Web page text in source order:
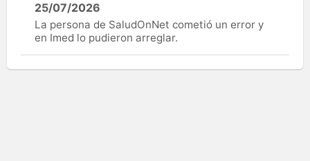
25/07/2026
La persona de SaludOnNet cometió un error y
en Imed lo pudieron arreglar.